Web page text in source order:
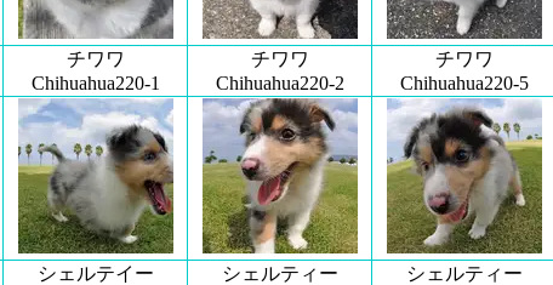
チワワ
Chihuahua220-1
チワワ
Chihuahua220-2
チワワ
Chihuahua220-5
シェルテイー
シェルティー
シェルティー